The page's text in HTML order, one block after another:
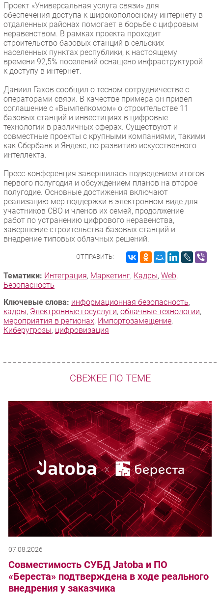
Проект «Универсальная услуга связи» для
обеспечения доступа к широкополосному интернету в
отдаленных районах помогает в борьбе с цифровым
неравенством. В рамках проекта проходит
строительство базовых станций в сельских
населенных пунктах республики, к настоящему
времени 92,5% поселений оснащено инфраструктурой
к доступу в интернет.
Даниил Гахов сообщил о тесном сотрудничестве с
операторами связи. В качестве примера он привел
соглашение с «Вымпелкомом» о строительстве 11
базовых станций и инвестициях в цифровые
технологии в различных сферах. Существуют и
совместные проекты с крупными компаниями, такими
как Сбербанк и Яндекс, по развитию искусственного
интеллекта.
Пресс-конференция завершилась подведением итогов
первого полугодия и обсуждением планов на второе
полугодие. Основные достижения включают
реализацию мер поддержки в электронном виде для
участников СВО и членов их семей, продолжение
работ по устранению цифрового неравенства,
завершение строительства базовых станций и
внедрение типовых облачных решений.
ОТПРАВИТЬ:
Тематики: Интеграция, Маркетинг, Кадры, Web,
Безопасность
Ключевые слова: информационная безопасность,
кадры, Электронные госуслуги, облачные технологии,
мероприятия в регионах, Импорто­замещение,
Киберугрозы, цифровизация
СВЕЖЕЕ ПО ТЕМЕ
07.08.2026
Совместимость СУБД Jatoba и ПО
«Береста» подтверждена в ходе реального
внедрения у заказчика